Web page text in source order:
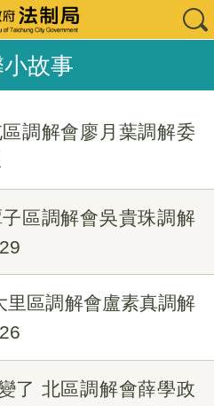
故事
調解會廖月葉調解委
區調解會吳貴珠調解
里區調解會盧素真調解
了 北區調解會薛學政